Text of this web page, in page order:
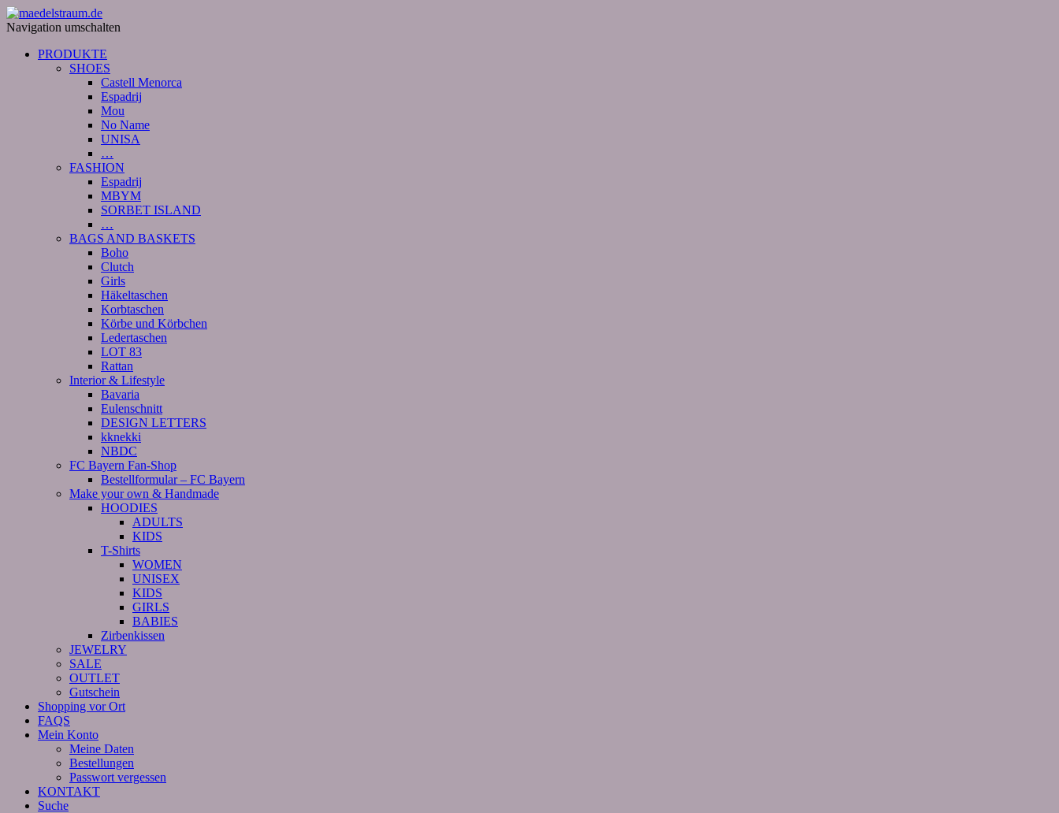
Navigation umschalten
PRODUKTE
SHOES
Castell Menorca
Espadrij
Mou
No Name
UNISA
…
FASHION
Espadrij
MBYM
SORBET ISLAND
…
BAGS AND BASKETS
Boho
Clutch
Girls
Häkeltaschen
Korbtaschen
Körbe und Körbchen
Ledertaschen
LOT 83
Rattan
Interior & Lifestyle
Bavaria
Eulenschnitt
DESIGN LETTERS
kknekki
NBDC
FC Bayern Fan-Shop
Bestellformular – FC Bayern
Make your own & Handmade
HOODIES
ADULTS
KIDS
T-Shirts
WOMEN
UNISEX
KIDS
GIRLS
BABIES
Zirbenkissen
JEWELRY
SALE
OUTLET
Gutschein
Shopping vor Ort
FAQS
Mein Konto
Meine Daten
Bestellungen
Passwort vergessen
KONTAKT
Suche